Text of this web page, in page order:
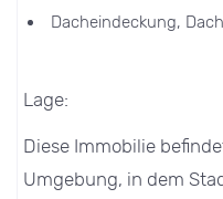
Dacheindeckung,
Lage:
Diese Immobilie
Umgebung, in dem